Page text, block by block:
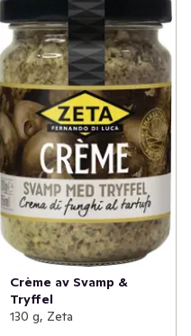
Crème av Svamp &
Tryffel
130 g, Zeta